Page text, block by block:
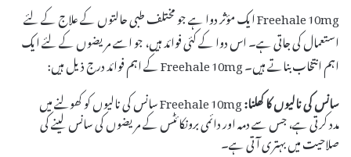
Freehale 10mg ایک مؤثر دوا ہے جو مختلف طبی حالتوں کے علاج کے لئے
استعمال کی جاتی ہے۔ اس دوا کے کئی فوائد ہیں، جو اسے مریضوں کے لئے ایک
اہم انتخاب بناتے ہیں۔ Freehale 10mg کے اہم فوائد درج ذیل ہیں:
سانس کی نالیوں کا کھلنا:
Freehale 10mg سانس کی نالیوں کو کھولنے میں
مدد کرتی ہے، جس سے دمہ اور دائمی برونکائٹس کے مریضوں کی سانس لینے کی
صلاحیت میں بہتری آتی ہے۔